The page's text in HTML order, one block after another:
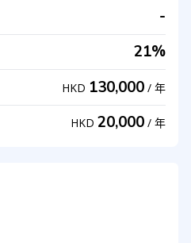
-
21%
HKD 130,000 / 年
HKD 20,000 / 年